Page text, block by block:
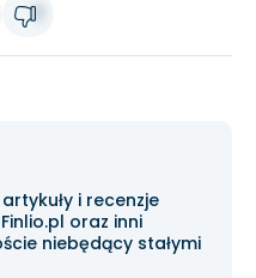
1
i recenzje
oraz inni
niebędący stałymi